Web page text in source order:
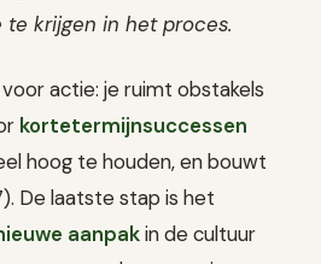
krijgen in het proces.
actie: je ruimt obstakels
kortetermijnsuccessen
hoog te houden, en bouwt
De laatste stap is het
aanpakin de cultuur